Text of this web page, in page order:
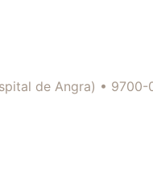
de Angra) •